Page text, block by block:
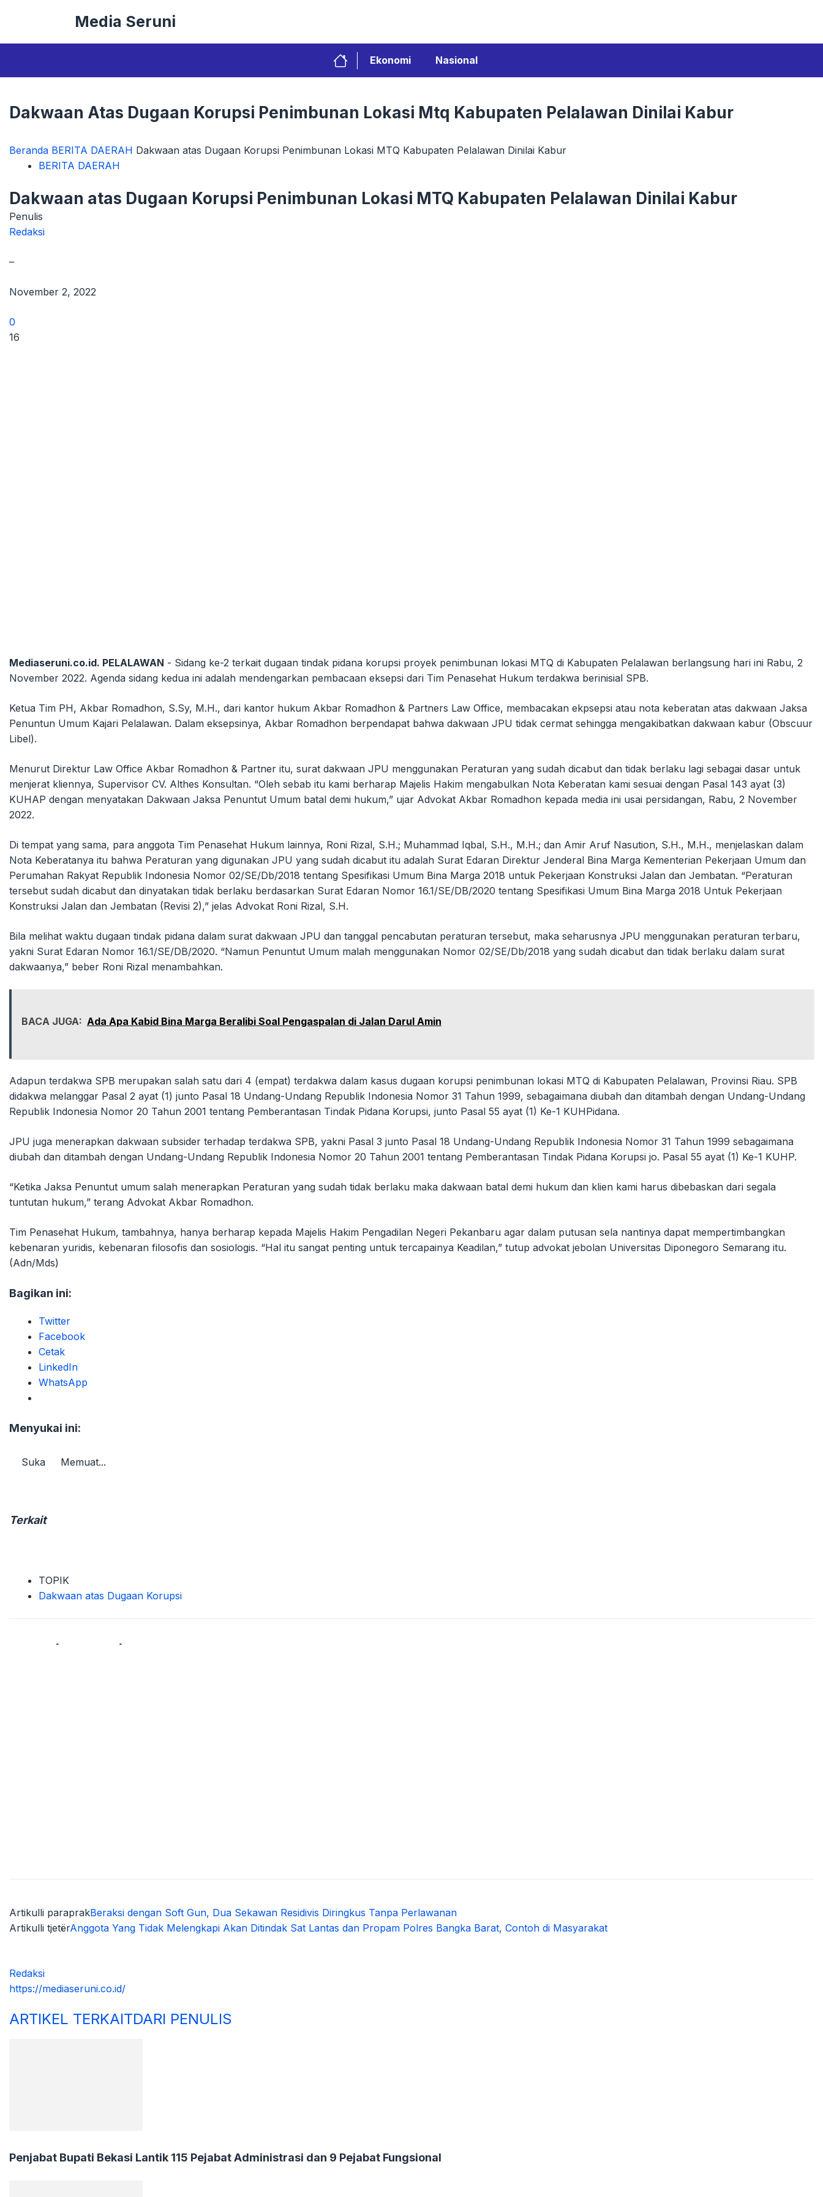
Media Seruni
Ekonomi Nasional
Dakwaan Atas Dugaan Korupsi Penimbunan Lokasi Mtq Kabupaten Pelalawan Dinilai Kabur
Beranda BERITA DAERAH Dakwaan atas Dugaan Korupsi Penimbunan Lokasi MTQ Kabupaten Pelalawan Dinilai Kabur
BERITA DAERAH
Dakwaan atas Dugaan Korupsi Penimbunan Lokasi MTQ Kabupaten Pelalawan Dinilai Kabur
Penulis
Redaksi
–
November 2, 2022
0
16
Mediaseruni.co.id. PELALAWAN - Sidang ke-2 terkait dugaan tindak pidana korupsi proyek penimbunan lokasi MTQ di Kabupaten Pelalawan berlangsung hari ini Rabu, 2
November 2022. Agenda sidang kedua ini adalah mendengarkan pembacaan eksepsi dari Tim Penasehat Hukum terdakwa berinisial SPB.
Ketua Tim PH, Akbar Romadhon, S.Sy, M.H., dari kantor hukum Akbar Romadhon & Partners Law Office, membacakan ekpsepsi atau nota keberatan atas dakwaan Jaksa
Penuntun Umum Kajari Pelalawan. Dalam eksepsinya, Akbar Romadhon berpendapat bahwa dakwaan JPU tidak cermat sehingga mengakibatkan dakwaan kabur (Obscuur
Libel).
Menurut Direktur Law Office Akbar Romadhon & Partner itu, surat dakwaan JPU menggunakan Peraturan yang sudah dicabut dan tidak berlaku lagi sebagai dasar untuk
menjerat kliennya, Supervisor CV. Althes Konsultan. “Oleh sebab itu kami berharap Majelis Hakim mengabulkan Nota Keberatan kami sesuai dengan Pasal 143 ayat (3)
KUHAP dengan menyatakan Dakwaan Jaksa Penuntut Umum batal demi hukum,” ujar Advokat Akbar Romadhon kepada media ini usai persidangan, Rabu, 2 November
2022.
Di tempat yang sama, para anggota Tim Penasehat Hukum lainnya, Roni Rizal, S.H.; Muhammad Iqbal, S.H., M.H.; dan Amir Aruf Nasution, S.H., M.H., menjelaskan dalam
Nota Keberatanya itu bahwa Peraturan yang digunakan JPU yang sudah dicabut itu adalah Surat Edaran Direktur Jenderal Bina Marga Kementerian Pekerjaan Umum dan
Perumahan Rakyat Republik Indonesia Nomor 02/SE/Db/2018 tentang Spesifikasi Umum Bina Marga 2018 untuk Pekerjaan Konstruksi Jalan dan Jembatan. “Peraturan
tersebut sudah dicabut dan dinyatakan tidak berlaku berdasarkan Surat Edaran Nomor 16.1/SE/DB/2020 tentang Spesifikasi Umum Bina Marga 2018 Untuk Pekerjaan
Konstruksi Jalan dan Jembatan (Revisi 2),” jelas Advokat Roni Rizal, S.H.
Bila melihat waktu dugaan tindak pidana dalam surat dakwaan JPU dan tanggal pencabutan peraturan tersebut, maka seharusnya JPU menggunakan peraturan terbaru,
yakni Surat Edaran Nomor 16.1/SE/DB/2020. “Namun Penuntut Umum malah menggunakan Nomor 02/SE/Db/2018 yang sudah dicabut dan tidak berlaku dalam surat
dakwaanya,” beber Roni Rizal menambahkan.
BACA JUGA: Ada Apa Kabid Bina Marga Beralibi Soal Pengaspalan di Jalan Darul Amin
Adapun terdakwa SPB merupakan salah satu dari 4 (empat) terdakwa dalam kasus dugaan korupsi penimbunan lokasi MTQ di Kabupaten Pelalawan, Provinsi Riau. SPB
didakwa melanggar Pasal 2 ayat (1) junto Pasal 18 Undang-Undang Republik Indonesia Nomor 31 Tahun 1999, sebagaimana diubah dan ditambah dengan Undang-Undang
Republik Indonesia Nomor 20 Tahun 2001 tentang Pemberantasan Tindak Pidana Korupsi, junto Pasal 55 ayat (1) Ke-1 KUHPidana.
JPU juga menerapkan dakwaan subsider terhadap terdakwa SPB, yakni Pasal 3 junto Pasal 18 Undang-Undang Republik Indonesia Nomor 31 Tahun 1999 sebagaimana
diubah dan ditambah dengan Undang-Undang Republik Indonesia Nomor 20 Tahun 2001 tentang Pemberantasan Tindak Pidana Korupsi jo. Pasal 55 ayat (1) Ke-1 KUHP.
“Ketika Jaksa Penuntut umum salah menerapkan Peraturan yang sudah tidak berlaku maka dakwaan batal demi hukum dan klien kami harus dibebaskan dari segala
tuntutan hukum,” terang Advokat Akbar Romadhon.
Tim Penasehat Hukum, tambahnya, hanya berharap kepada Majelis Hakim Pengadilan Negeri Pekanbaru agar dalam putusan sela nantinya dapat mempertimbangkan
kebenaran yuridis, kebenaran filosofis dan sosiologis. “Hal itu sangat penting untuk tercapainya Keadilan,” tutup advokat jebolan Universitas Diponegoro Semarang itu.
(Adn/Mds)
Bagikan ini:
Twitter
Facebook
Cetak
LinkedIn
WhatsApp
Menyukai ini:
Suka Memuat...
Terkait
TOPIK
Dakwaan atas Dugaan Korupsi
Artikulli paraprakBeraksi dengan Soft Gun, Dua Sekawan Residivis Diringkus Tanpa Perlawanan
Artikulli tjetërAnggota Yang Tidak Melengkapi Akan Ditindak Sat Lantas dan Propam Polres Bangka Barat, Contoh di Masyarakat
Redaksi
https://mediaseruni.co.id/
ARTIKEL TERKAITDARI PENULIS
Penjabat Bupati Bekasi Lantik 115 Pejabat Administrasi dan 9 Pejabat Fungsional